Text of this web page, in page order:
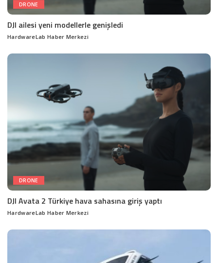
DRONE
DJI ailesi yeni modellerle genişledi
Posted
HardwareLab Haber Merkezi
DRONE
DJI Avata 2 Türkiye hava sahasına giriş yaptı
Posted
HardwareLab Haber Merkezi